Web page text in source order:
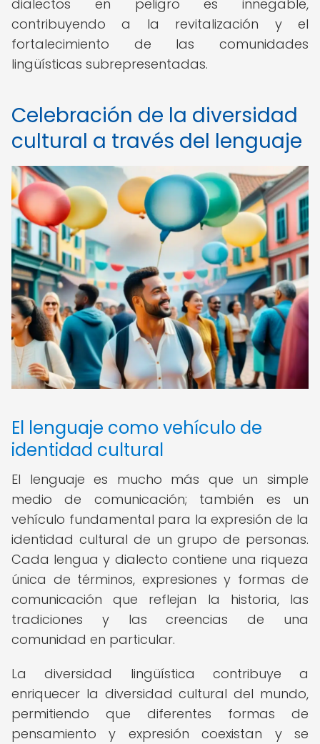
dialectos en peligro es innegable,
contribuyendo a la revitalización y el
fortalecimiento de las comunidades
lingüísticas subrepresentadas.
Celebración de la diversidad
cultural a través del lenguaje
El lenguaje como vehículo de
identidad cultural
El lenguaje es mucho más que un simple
medio de comunicación; también es un
vehículo fundamental para la expresión de la
identidad cultural de un grupo de personas.
Cada lengua y dialecto contiene una riqueza
única de términos, expresiones y formas de
comunicación que reflejan la historia, las
tradiciones y las creencias de una
comunidad en particular.
La diversidad lingüística contribuye a
enriquecer la diversidad cultural del mundo,
permitiendo que diferentes formas de
pensamiento y expresión coexistan y se